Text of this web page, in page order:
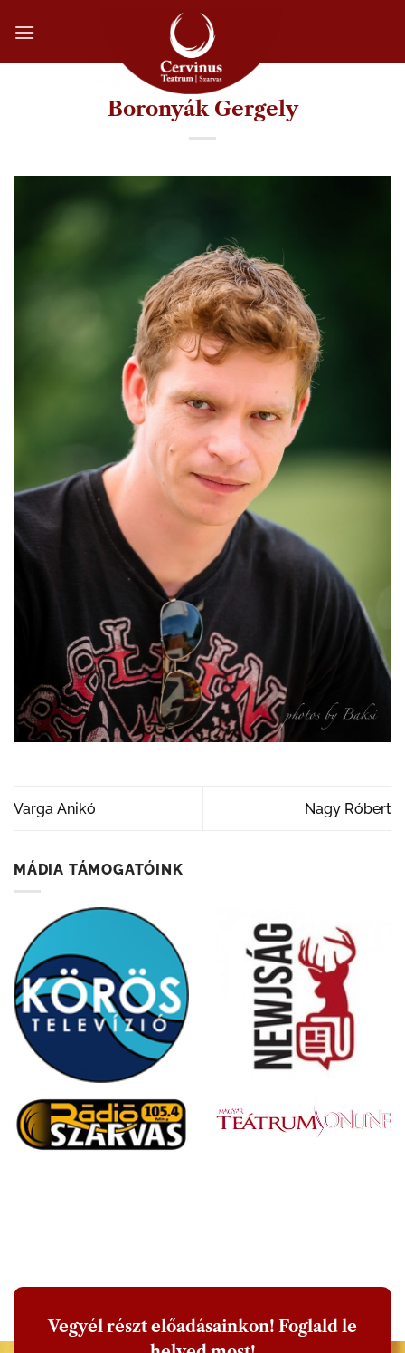
Boronyák Gergely
Varga Anikó Nagy Róbert
MÁDIA TÁMOGATÓINK
Vegyél részt előadásainkon! Foglald le